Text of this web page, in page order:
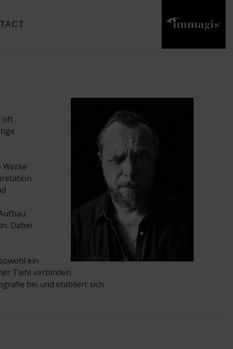
oft
Werke
Dabei
ein
Tiefe verbinden.
bei und etabliert sich